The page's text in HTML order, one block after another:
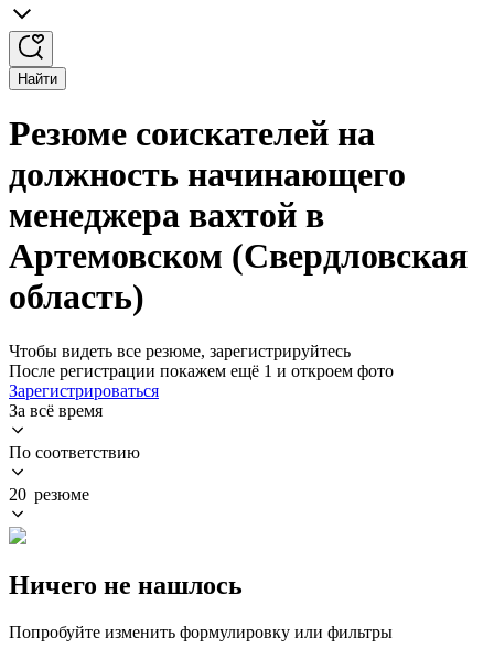
Найти
Резюме соискателей на
должность начинающего
менеджера вахтой в
Артемовском (Свердловская
область)
Чтобы видеть все резюме, зарегистрируйтесь
После регистрации покажем ещё 1 и откроем фото
Зарегистрироваться
За всё время
По соответствию
20 резюме
Ничего не нашлось
Попробуйте изменить формулировку или фильтры